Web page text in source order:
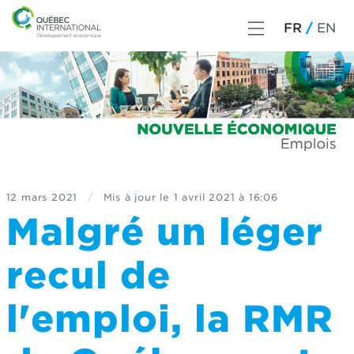
FR EN
12 mars 2021 / Mis à jour le 1 avril 2021 à 16:06
Malgré un léger
recul de
l'emploi, la RMR